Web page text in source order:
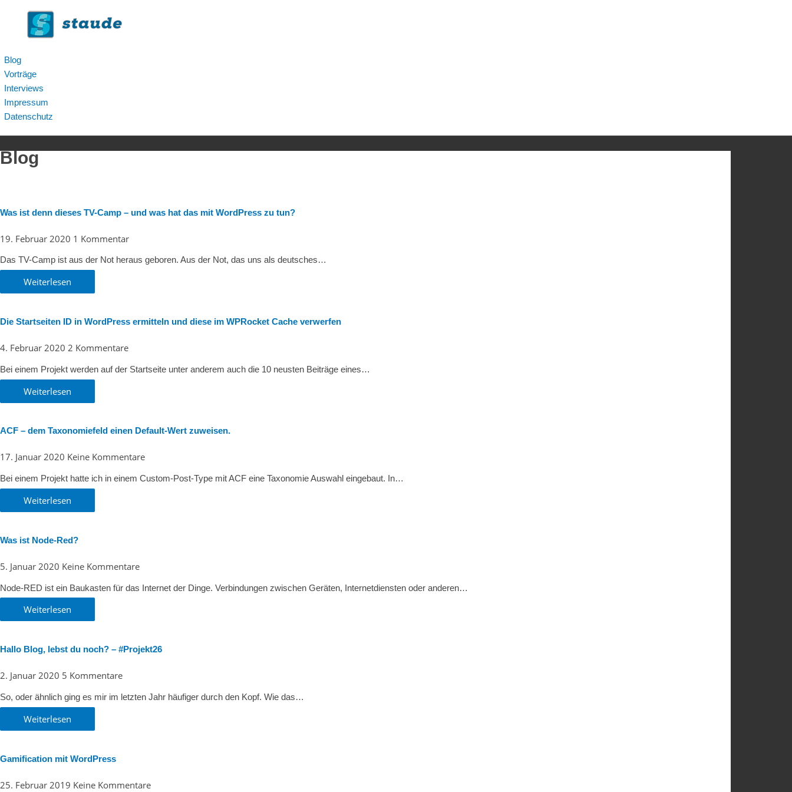
springen
Blog
Vorträge
Interviews
Impressum
Datenschutz
Blog
Was ist denn dieses TV-Camp – und was hat das mit WordPress zu tun?
19. Februar 2020 1 Kommentar
Das TV-Camp ist aus der Not heraus geboren. Aus der Not, das uns als deutsches…
Weiterlesen
Die Startseiten ID in WordPress ermitteln und diese im WPRocket Cache verwerfen
4. Februar 2020 2 Kommentare
Bei einem Projekt werden auf der Startseite unter anderem auch die 10 neusten Beiträge eines…
Weiterlesen
ACF – dem Taxonomiefeld einen Default-Wert zuweisen.
17. Januar 2020 Keine Kommentare
Bei einem Projekt hatte ich in einem Custom-Post-Type mit ACF eine Taxonomie Auswahl eingebaut. In…
Weiterlesen
Was ist Node-Red?
5. Januar 2020 Keine Kommentare
Node-RED ist ein Baukasten für das Internet der Dinge. Verbindungen zwischen Geräten, Internetdiensten oder anderen…
Weiterlesen
Hallo Blog, lebst du noch? – #Projekt26
2. Januar 2020 5 Kommentare
So, oder ähnlich ging es mir im letzten Jahr häufiger durch den Kopf. Wie das…
Weiterlesen
Gamification mit WordPress
25. Februar 2019 Keine Kommentare